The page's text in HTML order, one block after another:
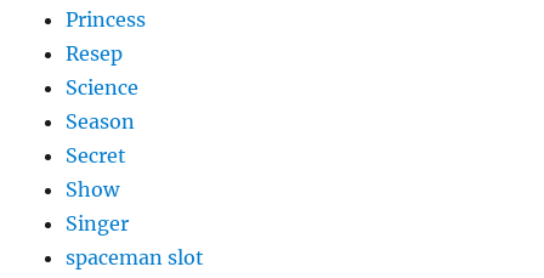
Princess
Resep
Science
Season
Secret
Show
Singer
spaceman slot